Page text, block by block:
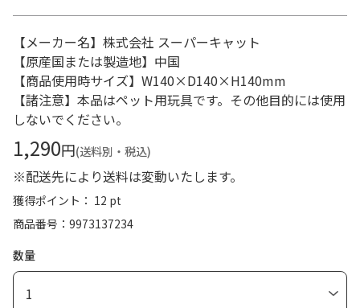
【メーカー名】株式会社 スーパーキャット
【原産国または製造地】中国
【商品使用時サイズ】W140×D140×H140mm
【諸注意】本品はペット用玩具です。その他目的には使用
しないでください。
1,290円(送料別・税込)
※配送先により送料は変動いたします。
獲得ポイント： 12 pt
商品番号
9973137234
数量
1